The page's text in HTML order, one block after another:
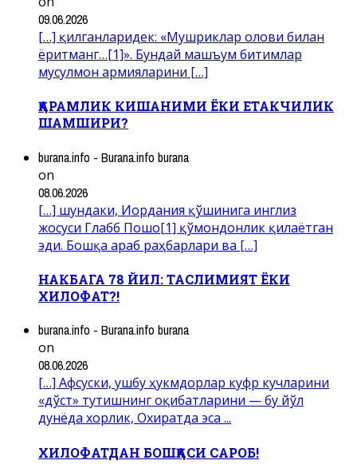
09.06.2026
[…] қилганларидек: «Мушриклар олови билан
ёритманг…[1]». Бундай машъум битимлар
мусулмон армияларини […]
ҚАРАМЛИК КИШАНИМИ ЁКИ ЕТАКЧИЛИК
ШАМШИРИ?
burana.info - Burana.info burana
on
08.06.2026
[…] шундаки, Иордания қўшинига инглиз
жосуси Глабб Пошо[1] қўмондонлик қилаётган
эди. Бошқа араб раҳбарлари ва […]
НАКБАГА 78 ЙИЛ: ТАСЛИМИЯТ ЁКИ
ХИЛОФАТ?!
burana.info - Burana.info burana
on
08.06.2026
[…] Афсуски, ушбу ҳукмдорлар куфр кучларини
«дўст» тутишнинг оқибатларини — бу йўл
дунёда хорлик, Охиратда эса ...
ХИЛОФАТДАН БОШҚАСИ САРОБ!